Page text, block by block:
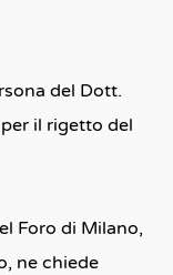
del Dott.
il rigetto del
Foro di Milano,
ne chiede